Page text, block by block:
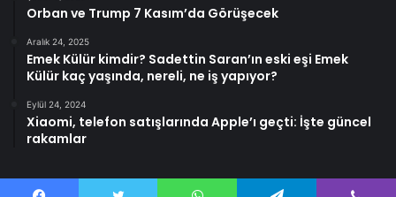
Orban ve Trump 7 Kasım’da Görüşecek
Aralık 24, 2025
Emek Külür kimdir? Sadettin Saran’ın eski eşi Emek
Külür kaç yaşında, nereli, ne iş yapıyor?
Eylül 24, 2024
Xiaomi, telefon satışlarında Apple’ı geçti: İşte güncel
rakamlar